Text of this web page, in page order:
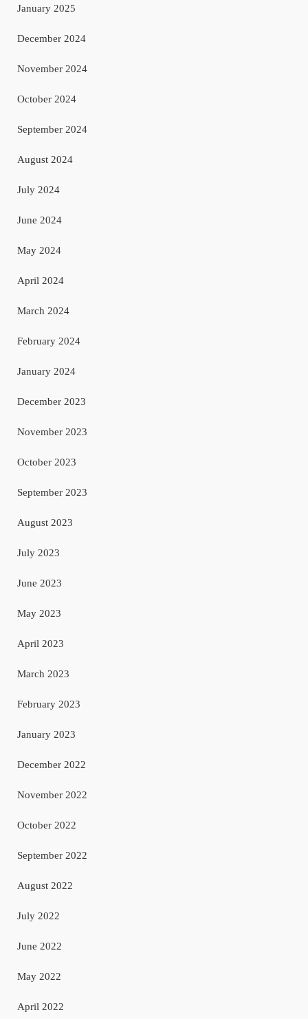
January 2025
December 2024
November 2024
October 2024
September 2024
August 2024
July 2024
June 2024
May 2024
April 2024
March 2024
February 2024
January 2024
December 2023
November 2023
October 2023
September 2023
August 2023
July 2023
June 2023
May 2023
April 2023
March 2023
February 2023
January 2023
December 2022
November 2022
October 2022
September 2022
August 2022
July 2022
June 2022
May 2022
April 2022